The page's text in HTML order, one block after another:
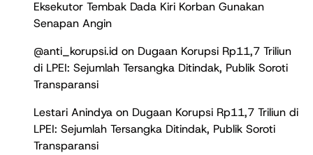
Eksekutor Tembak Dada Kiri Korban Gunakan
Senapan Angin
@anti_korupsi.id on Dugaan Korupsi Rp11,7 Triliun
di LPEI: Sejumlah Tersangka Ditindak, Publik Soroti
Transparansi
Lestari Anindya on Dugaan Korupsi Rp11,7 Triliun di
LPEI: Sejumlah Tersangka Ditindak, Publik Soroti
Transparansi